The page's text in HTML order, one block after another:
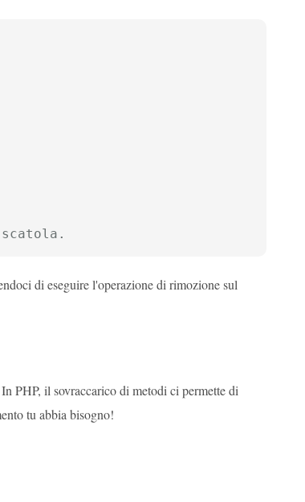
di eseguire l'operazione di rimozione sul
PHP, il sovraccarico di metodi ci permette di
tu abbia bisogno!